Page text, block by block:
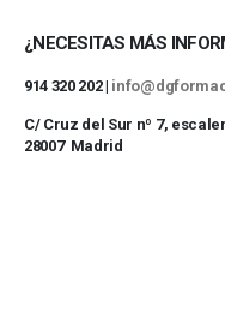
¿NECESITAS MÁS
914 320 202 |
C/ Cruz del Sur nº 7,
28007 Madrid